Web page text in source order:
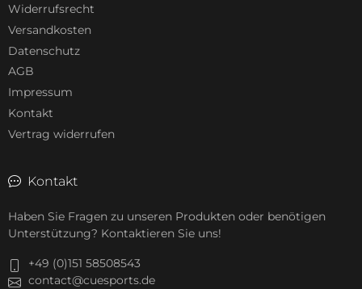
Widerrufsrecht
Versandkosten
Datenschutz
AGB
Impressum
Kontakt
Vertrag widerrufen
Kontakt
Haben Sie Fragen zu unseren Produkten oder benötigen
Unterstützung? Kontaktieren Sie uns!
+49 (0)151 58508543
contact@cuesports.de